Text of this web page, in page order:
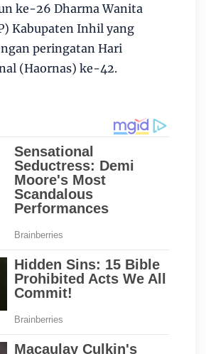
ke-26 Dharma Wanita
Kabupaten Inhil yang
peringatan Hari
(Haornas) ke-42.